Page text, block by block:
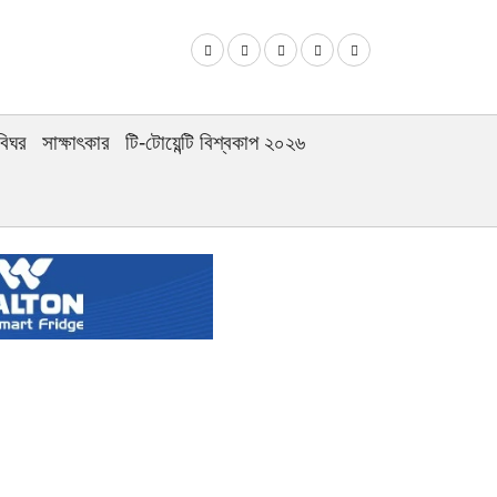
সাক্ষাৎকার টি-টোয়েন্টি বিশ্বকাপ ২০২৬